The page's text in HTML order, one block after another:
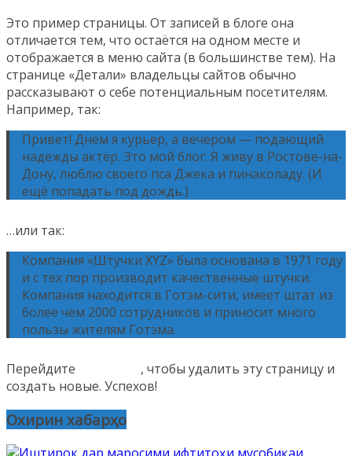
Это пример страницы. От записей в блоге она
отличается тем, что остаётся на одном месте и
отображается в меню сайта (в большинстве тем). На
странице «Детали» владельцы сайтов обычно
рассказывают о себе потенциальным посетителям.
Например, так:
Привет! Днём я курьер, а вечером — подающий
надежды актёр. Это мой блог. Я живу в Ростове-на-
Дону, люблю своего пса Джека и пинаколаду. (И
ещё попадать под дождь.)
…или так:
Компания «Штучки XYZ» была основана в 1971 году
и с тех пор производит качественные штучки.
Компания находится в Готэм-сити, имеет штат из
более чем 2000 сотрудников и приносит много
пользы жителям Готэма.
Перейдите
, чтобы удалить эту страницу и
создать новые. Успехов!
Охирин хабарҳо